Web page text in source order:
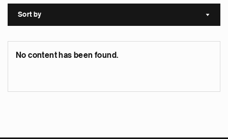
Sort by Sort
No content has been found.